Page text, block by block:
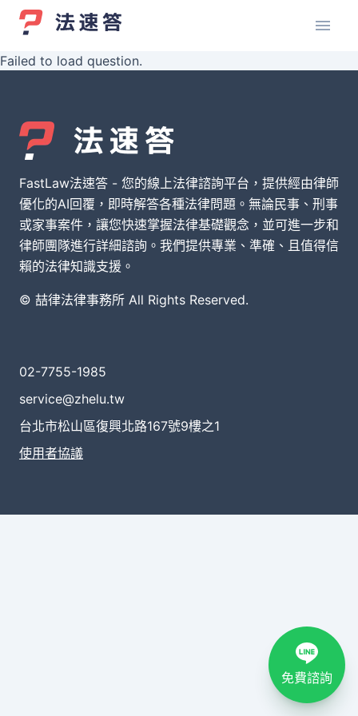
Failed to load question.
FastLaw法速答 - 您的線上法律諮詢平台，提供經由律師
優化的AI回覆，即時解答各種法律問題。無論民事、刑事
或家事案件，讓您快速掌握法律基礎觀念，並可進一步和
律師團隊進行詳細諮詢。我們提供專業、準確、且值得信
賴的法律知識支援。
© 喆律法律事務所 All Rights Reserved.
02-7755-1985
service@zhelu.tw
台北市松山區復興北路167號9樓之1
使用者協議
免費諮詢